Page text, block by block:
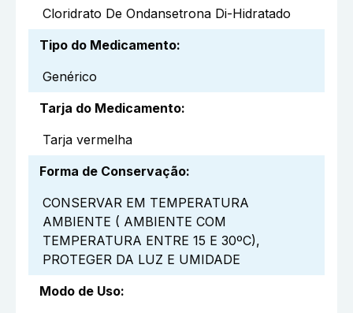
Cloridrato De Ondansetrona Di-Hidratado
Tipo do Medicamento:
Genérico
Tarja do Medicamento:
Tarja vermelha
Forma de Conservação:
CONSERVAR EM TEMPERATURA
AMBIENTE ( AMBIENTE COM
TEMPERATURA ENTRE 15 E 30ºC),
PROTEGER DA LUZ E UMIDADE
Modo de Uso: